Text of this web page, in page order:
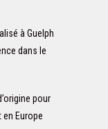
à Guelph
dans le
pour
en Europe